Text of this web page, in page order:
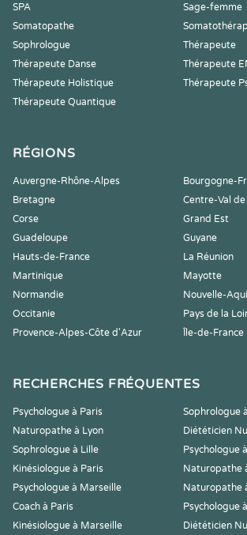
SPA
Sage-femme
Somatopathe
Sophrologue
Thérapeute
Thérapeute Danse
Thérapeute
Thérapeute Holistique
Thérapeute
Thérapeute Quantique
RÉGIONS
Auvergne-Rhône-Alpes
Bourgogne-
Bretagne
Centre-Val
Corse
Grand Est
Guadeloupe
Guyane
Hauts-de-France
La Réunion
Martinique
Mayotte
Normandie
Nouvelle-
Occitanie
Pays de la
Provence-Alpes-Côte d'Azur
Île-de-France
RECHERCHES FRÉQUENTES
Psychologue à Paris
Sophrologue
Naturopathe à Lyon
Diététicien
Sophrologue à Lille
Psychologue
Kinésiologue à Paris
Naturopathe
Psychologue à Marseille
Naturopathe
Coach à Paris
Psychologue
Kinésiologue à Marseille
Diététicien